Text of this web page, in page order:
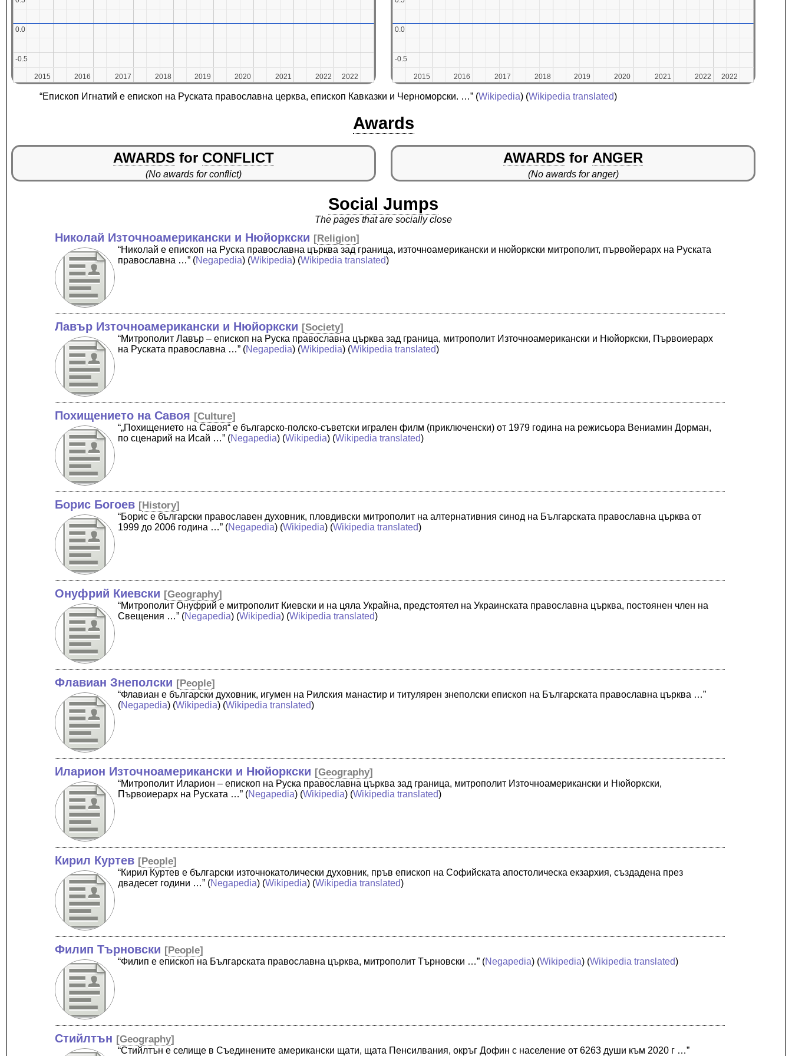
2015
2015 2016
2016 2017
2017 2018
2018 2019
2019 2020
2020 2021
2021 2022
2022 2022
2022
-0.5
-0.5
0.0
0.0
2015
2015 2016
2016 2017
2017 2018
2018 2019
2019 2020
2020 2021
2021 2022
2022 2022
2022
-0.5
-0.5
0.0
0.0
“Епископ Игнатий е епископ на Руската православна церква, епископ Кавказки и Черноморски. …” (Wikipedia) (Wikipedia translated)
Awards
AWARDS for CONFLICT
(No awards for conflict)
AWARDS for ANGER
(No awards for anger)
Social Jumps
The pages that are socially close
Николай Източноамерикански и Нюйоркски [Religion]
“Николай е епископ на Руска православна църква зад граница, източноамерикански и нюйоркски митрополит, първойерарх на Руската
православна …” (Negapedia) (Wikipedia) (Wikipedia translated)
Лавър Източноамерикански и Нюйоркски [Society]
“Митрополит Лавър – епископ на Руска православна църква зад граница, митрополит Източноамерикански и Нюйоркски, Първоиерарх
на Руската православна …” (Negapedia) (Wikipedia) (Wikipedia translated)
Похищението на Савоя [Culture]
“„Похищението на Савоя“ е българско-полско-съветски игрален филм (приключенски) от 1979 година на режисьора Вениамин Дорман,
по сценарий на Исай …” (Negapedia) (Wikipedia) (Wikipedia translated)
Борис Богоев [History]
“Борис е български православен духовник, пловдивски митрополит на алтернативния синод на Българската православна църква от
1999 до 2006 година …” (Negapedia) (Wikipedia) (Wikipedia translated)
Онуфрий Киевски [Geography]
“Митрополит Онуфрий е митрополит Киевски и на цяла Украйна, предстоятел на Украинската православна църква, постоянен член на
Свещения …” (Negapedia) (Wikipedia) (Wikipedia translated)
Флавиан Знеполски [People]
“Флавиан е български духовник, игумен на Рилския манастир и титулярен знеполски епископ на Българската православна църква …”
(Negapedia) (Wikipedia) (Wikipedia translated)
Иларион Източноамерикански и Нюйоркски [Geography]
“Митрополит Иларион – епископ на Руска православна църква зад граница, митрополит Източноамерикански и Нюйоркски,
Първоиерарх на Руската …” (Negapedia) (Wikipedia) (Wikipedia translated)
Кирил Куртев [People]
“Кирил Куртев е български източнокатолически духовник, пръв епископ на Софийската апостолическа екзархия, създадена през
двадесет години …” (Negapedia) (Wikipedia) (Wikipedia translated)
Филип Търновски [People]
“Филип е епископ на Българската православна църква, митрополит Търновски …” (Negapedia) (Wikipedia) (Wikipedia translated)
Стийлтън [Geography]
“Стийлтън е селище в Съединените американски щати, щата Пенсилвания, окръг Дофин с население от 6263 души към 2020 г …”